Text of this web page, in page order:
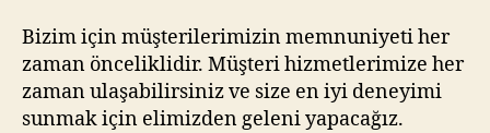
Bizim için müşterilerimizin memnuniyeti her
zaman önceliklidir. Müşteri hizmetlerimize her
zaman ulaşabilirsiniz ve size en iyi deneyimi
sunmak için elimizden geleni yapacağız.